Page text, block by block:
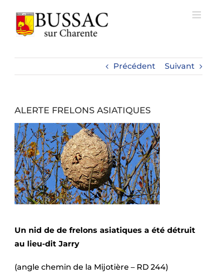
contenu
Précédent Suivant
ALERTE FRELONS ASIATIQUES
Un nid de de frelons asiatiques a été détruit
au lieu-dit Jarry
(angle chemin de la Mijotière – RD 244)